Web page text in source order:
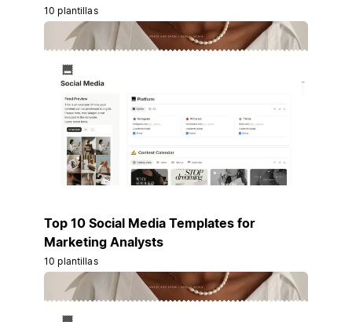
10 plantillas
Top 10 Social Media Templates for
Marketing Analysts
10 plantillas